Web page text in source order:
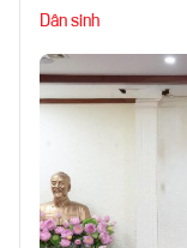
Dân sinh